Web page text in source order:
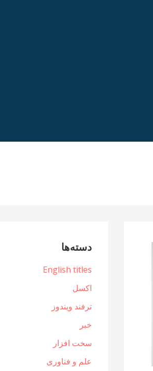
دسته‌ها
English titles
اکسل
ترفند ویندوز
خبر
سخت افزار
علم و فناوری